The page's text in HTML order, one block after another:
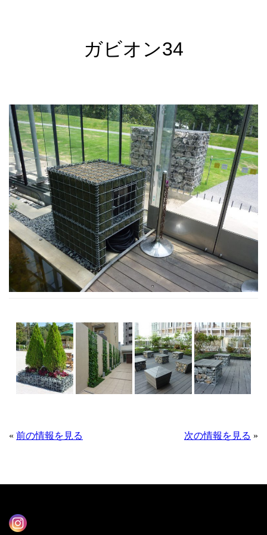
ガビオン34
« 前の情報を見る 次の情報を見る »